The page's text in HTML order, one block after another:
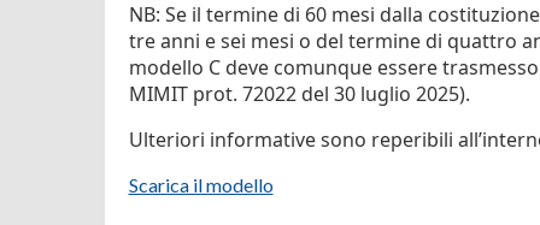
NB: Se il termine di 60 mesi dalla
tre anni e sei mesi o del termine di quattro
modello C deve comunque essere
MIMIT prot. 72022 del 30 luglio 2025).
Ulteriori informative sono reperibili
Scarica il modello